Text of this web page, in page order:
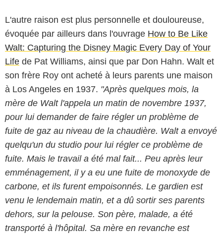
L'autre raison est plus personnelle et douloureuse,
évoquée par ailleurs dans l'ouvrage How to Be Like
Walt: Capturing the Disney Magic Every Day of Your
Life de Pat Williams, ainsi que par Don Hahn. Walt et
son frère Roy ont acheté à leurs parents une maison
à Los Angeles en 1937. "Après quelques mois, la
mère de Walt l'appela un matin de novembre 1937,
pour lui demander de faire régler un problème de
fuite de gaz au niveau de la chaudière. Walt a envoyé
quelqu'un du studio pour lui régler ce problème de
fuite. Mais le travail a été mal fait... Peu après leur
emménagement, il y a eu une fuite de monoxyde de
carbone, et ils furent empoisonnés. Le gardien est
venu le lendemain matin, et a dû sortir ses parents
dehors, sur la pelouse. Son père, malade, a été
transporté à l'hôpital. Sa mère en revanche est